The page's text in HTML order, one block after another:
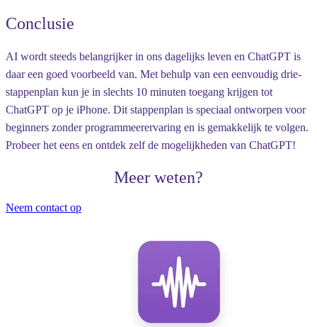
Conclusie
AI wordt steeds belangrijker in ons dagelijks leven en ChatGPT is
daar een goed voorbeeld van. Met behulp van een eenvoudig drie-
stappenplan kun je in slechts 10 minuten toegang krijgen tot
ChatGPT op je iPhone. Dit stappenplan is speciaal ontworpen voor
beginners zonder programmeerervaring en is gemakkelijk te volgen.
Probeer het eens en ontdek zelf de mogelijkheden van ChatGPT!
Meer weten?
Neem contact op